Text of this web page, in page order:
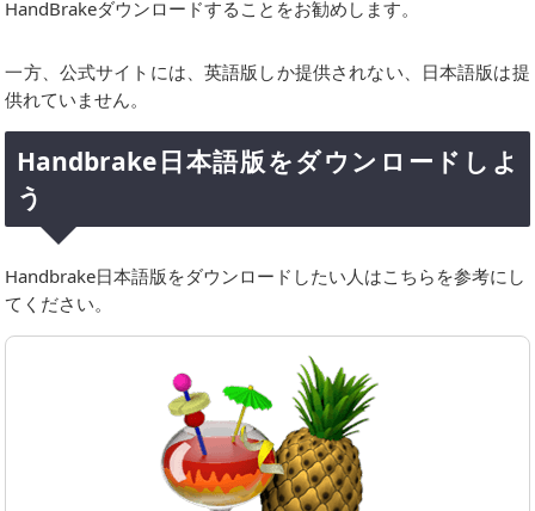
HandBrakeダウンロードすることをお勧めします。
一方、公式サイトには、英語版しか提供されない、日本語版は提
供れていません。
Handbrake日本語版をダウンロードしよ
う
Handbrake日本語版をダウンロードしたい人はこちらを参考にし
てください。